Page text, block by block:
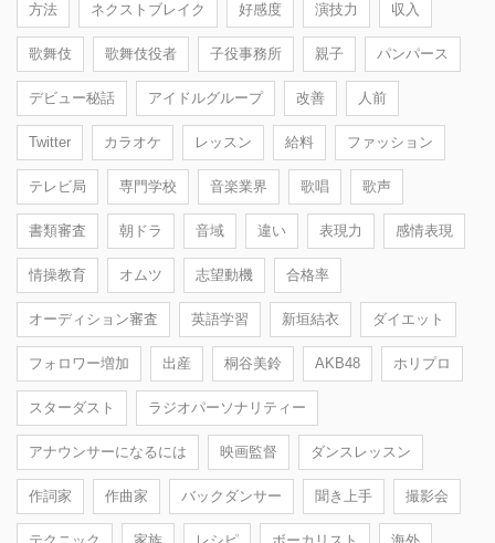
方法 ネクストブレイク 好感度 演技力 収入
歌舞伎 歌舞伎役者 子役事務所 親子 パンパース
デビュー秘話 アイドルグループ 改善 人前
Twitter カラオケ レッスン 給料 ファッション
テレビ局 専門学校 音楽業界 歌唱 歌声
書類審査 朝ドラ 音域 違い 表現力 感情表現
情操教育 オムツ 志望動機 合格率
オーディション審査 英語学習 新垣結衣 ダイエット
フォロワー増加 出産 桐谷美鈴 AKB48 ホリプロ
スターダスト ラジオパーソナリティー
アナウンサーになるには 映画監督 ダンスレッスン
作詞家 作曲家 バックダンサー 聞き上手 撮影会